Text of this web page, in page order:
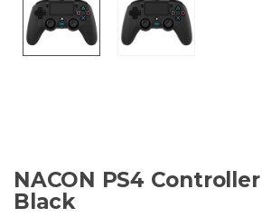
NACON PS4
Black